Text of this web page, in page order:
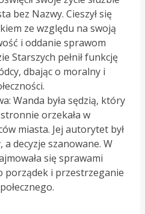
bez Nazwy. Cieszył się
ze względu na swoją
i oddanie sprawom
Starszych pełnił funkcję
dbając o moralny i
Wanda była sędzią, który
orzekała w
miasta. Jej autorytet był
decyzje szanowane. W
się sprawami
porządek i przestrzeganie